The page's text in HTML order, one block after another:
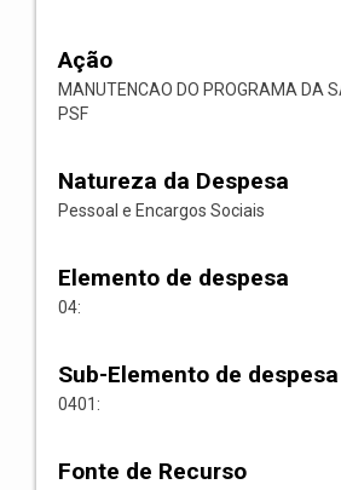
Ação
MANUTENCAO DO PROGRAMA DA
PSF
Natureza da Despesa
Pessoal e Encargos Sociais
Elemento de despesa
04:
Sub-Elemento de despesa
0401:
Fonte de Recurso